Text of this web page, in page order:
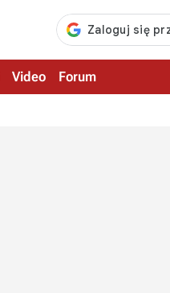
Video Forum